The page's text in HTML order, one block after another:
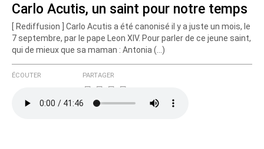
Carlo Acutis, un saint pour notre temps
[ Rediffusion ] Carlo Acutis a été canonisé il y a juste un mois, le
7 septembre, par le pape Leon XIV. Pour parler de ce jeune saint,
qui de mieux que sa maman : Antonia (…)
ÉCOUTER PARTAGER